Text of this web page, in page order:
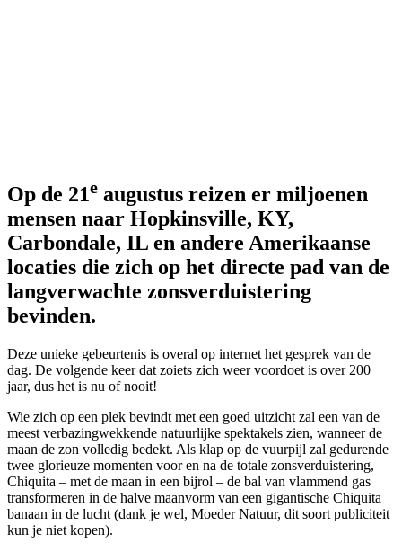
Op de 21e augustus reizen er miljoenen
mensen naar Hopkinsville, KY,
Carbondale, IL en andere Amerikaanse
locaties die zich op het directe pad van de
langverwachte zonsverduistering
bevinden.
Deze unieke gebeurtenis is overal op internet het gesprek van de
dag. De volgende keer dat zoiets zich weer voordoet is over 200
jaar, dus het is nu of nooit!
Wie zich op een plek bevindt met een goed uitzicht zal een van de
meest verbazingwekkende natuurlijke spektakels zien, wanneer de
maan de zon volledig bedekt. Als klap op de vuurpijl zal gedurende
twee glorieuze momenten voor en na de totale zonsverduistering,
Chiquita – met de maan in een bijrol – de bal van vlammend gas
transformeren in de halve maanvorm van een gigantische Chiquita
banaan in de lucht (dank je wel, Moeder Natuur, dit soort publiciteit
kun je niet kopen).